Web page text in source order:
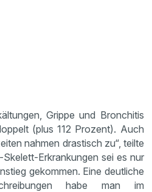
Grippe und Bronchitis
(plus 112 Prozent). Auch
nahmen drastisch zu“, teilte
Erkrankungen sei es nur
gekommen. Eine deutliche
habe man im